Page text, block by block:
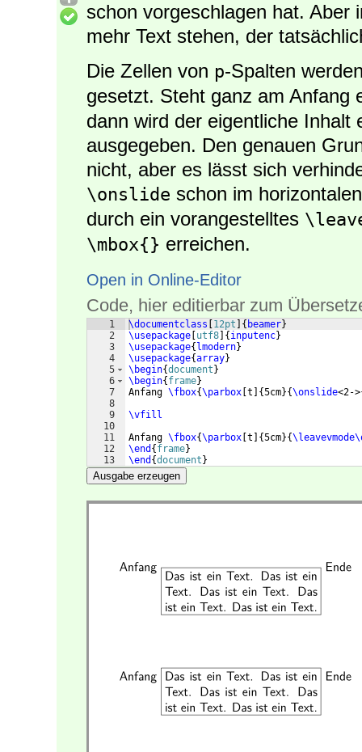
schon vorgeschlagen hat. Aber
mehr Text stehen, der
Die Zellen von p-Spalten
gesetzt. Steht ganz am Anfang
dann wird der eigentliche Inhalt
ausgegeben. Den genauen
nicht, aber es lässt sich
\onslide schon im
durch ein vorangestelltes
\mbox{} erreichen.
Open in Online-Editor
Code, hier editierbar zum
1
2
3
4
5
6
7
8
9
10
11
12
13
\documentclass 12pt { beamer}
\usepackage utf8 { inputenc}
\usepackage{ lmodern}
\usepackage{array}
\begin{document }
\begin{ frame}
Anfang \fbox{\parbox t {5cm}{\onslide<2->
\vfill
Anfang \fbox{\parbox t {5cm}{
\end { frame}
\end {document }
Ausgabe erzeugen